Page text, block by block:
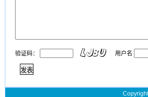
验证码： 用户名